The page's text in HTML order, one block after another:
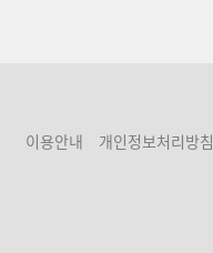
이용안내 개인정보처리방침